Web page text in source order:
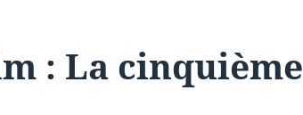
: La cinquième